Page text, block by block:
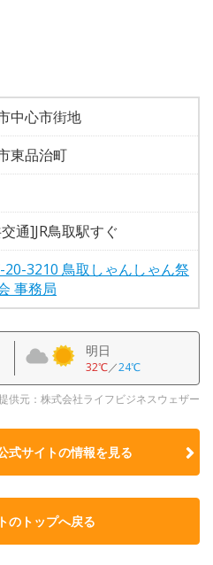
中心市街地
東品治町
通]JR鳥取駅すぐ
20-3210 鳥取しゃんしゃん祭
事務局
明日
32℃／24℃
供元：株式会社ライフビジネスウェザー
式サイトの情報を見る
のトップへ戻る